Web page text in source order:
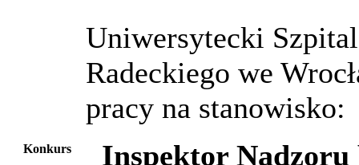
Konkurs
Uniwersytecki
Radeckiego we
pracy na stanowisko:
Inspektor